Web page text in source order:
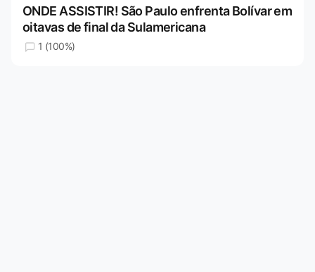
ONDE ASSISTIR! São Paulo enfrenta Bolívar em
oitavas de final da Sulamericana
1 (100%)